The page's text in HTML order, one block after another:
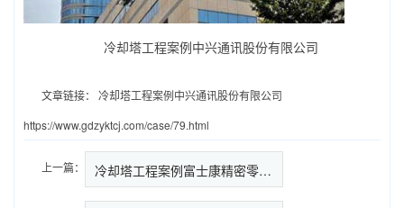
冷却塔工程案例中兴通讯股份有限公司
文章链接：
冷却塔工程案例中兴通讯股份有限公司
https://www.gdzyktcj.com/case/79.html
上一篇： 冷却塔工程案例富士康精密零部件…